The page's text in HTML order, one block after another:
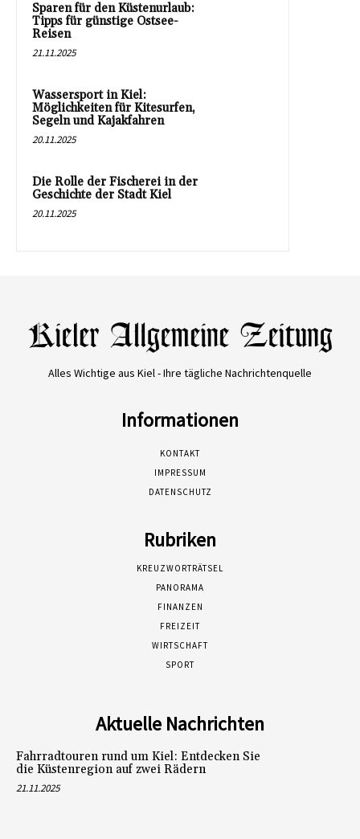
Sparen für den Küstenurlaub:
Tipps für günstige Ostsee-
Reisen
21.11.2025
Wassersport in Kiel:
Möglichkeiten für Kitesurfen,
Segeln und Kajakfahren
20.11.2025
Die Rolle der Fischerei in der
Geschichte der Stadt Kiel
20.11.2025
Alles Wichtige aus Kiel - Ihre tägliche Nachrichtenquelle
Informationen
KONTAKT
IMPRESSUM
DATENSCHUTZ
Rubriken
KREUZWORTRÄTSEL
PANORAMA
FINANZEN
FREIZEIT
WIRTSCHAFT
SPORT
Aktuelle Nachrichten
Fahrradtouren rund um Kiel: Entdecken Sie
die Küstenregion auf zwei Rädern
21.11.2025